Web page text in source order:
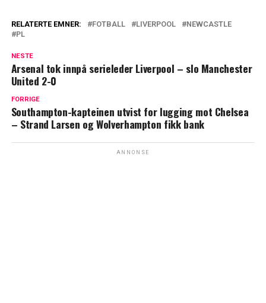
RELATERTE EMNER: FOTBALL LIVERPOOL
NEWCASTLE
PL
NESTE
Arsenal tok innpå serieleder Liverpool – slo Manchester
United 2-0
FORRIGE
Southampton-kapteinen utvist for lugging mot Chelsea
– Strand Larsen og Wolverhampton fikk bank
ANNONSE